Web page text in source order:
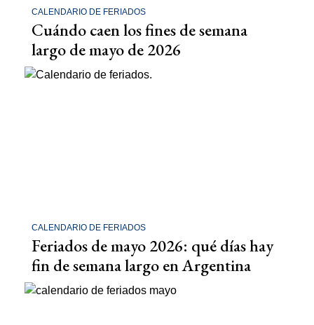
CALENDARIO DE FERIADOS
Cuándo caen los fines de semana
largo de mayo de 2026
CALENDARIO DE FERIADOS
Feriados de mayo 2026: qué días hay
fin de semana largo en Argentina